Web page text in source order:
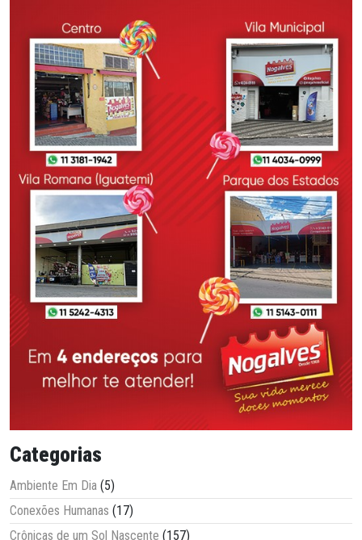
Categorias
Ambiente Em Dia (5)
Conexões Humanas (17)
Crônicas de um Sol Nascente (157)